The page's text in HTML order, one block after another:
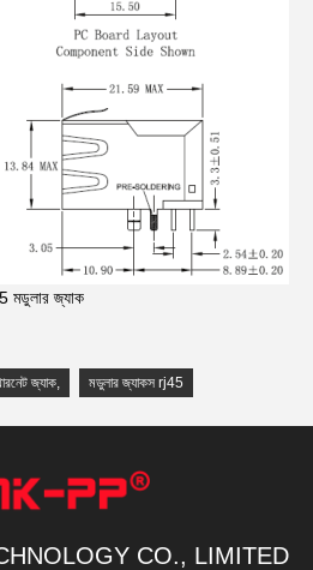
জ্যাক
জ্যাক, মডুলার জ্যাকস rj45
CO., LIMITED